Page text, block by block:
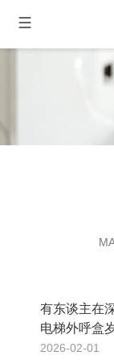
有东谈主在
电梯外呼盒
2026-02-01